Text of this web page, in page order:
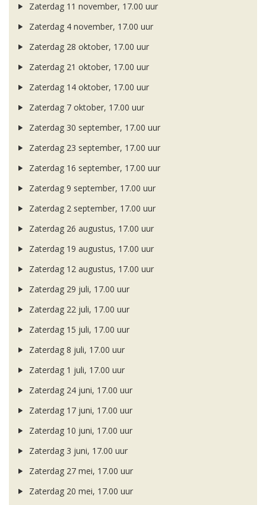
Zaterdag 11 november, 17.00 uur
Zaterdag 4 november, 17.00 uur
Zaterdag 28 oktober, 17.00 uur
Zaterdag 21 oktober, 17.00 uur
Zaterdag 14 oktober, 17.00 uur
Zaterdag 7 oktober, 17.00 uur
Zaterdag 30 september, 17.00 uur
Zaterdag 23 september, 17.00 uur
Zaterdag 16 september, 17.00 uur
Zaterdag 9 september, 17.00 uur
Zaterdag 2 september, 17.00 uur
Zaterdag 26 augustus, 17.00 uur
Zaterdag 19 augustus, 17.00 uur
Zaterdag 12 augustus, 17.00 uur
Zaterdag 29 juli, 17.00 uur
Zaterdag 22 juli, 17.00 uur
Zaterdag 15 juli, 17.00 uur
Zaterdag 8 juli, 17.00 uur
Zaterdag 1 juli, 17.00 uur
Zaterdag 24 juni, 17.00 uur
Zaterdag 17 juni, 17.00 uur
Zaterdag 10 juni, 17.00 uur
Zaterdag 3 juni, 17.00 uur
Zaterdag 27 mei, 17.00 uur
Zaterdag 20 mei, 17.00 uur